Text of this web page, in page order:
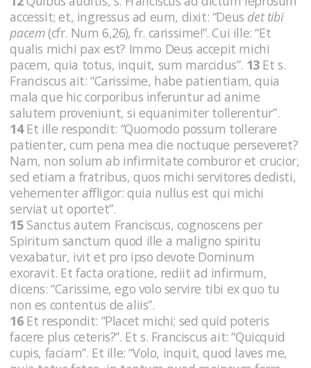
accessit; et, ingressus ad eum, dixit: “Deus det tibi
pacem(cfr. Num 6,26),fr. carissime!”. Cui ille: “Et
qualis michi pax est? Immo Deus accepit michi
pacem, quia totus, inquit, sum marcidus”. 13 Et s.
Franciscus ait: “Carissime, habe patientiam, quia
mala que hic corporibus inferuntur ad anime
salutem proveniunt, si equanimiter tollerentur”.
14Et ille respondit: “Quomodo possum tollerare
patienter, cum pena mea die noctuque perseveret?
Nam, non solum ab infirmitate comburor et crucior,
sed etiam a fratribus, quos michi servitores dedisti,
vehementer affligor: quia nullus est qui michi
serviat ut oportet”.
15Sanctus autem Franciscus, cognoscens per
Spiritum sanctum quod ille a maligno spiritu
vexabatur, ivit et pro ipso devote Dominum
exoravit. Et facta oratione, rediit ad infirmum,
dicens: “Carissime, ego volo servire tibi ex quo tu
non es contentus de aliis”.
16 Et respondit: “Placet michi; sed quid poteris
facere plus ceteris?”. Et s. Franciscus ait: “Quicquid
cupis, faciam”. Et ille: “Volo, inquit, quod laves me,